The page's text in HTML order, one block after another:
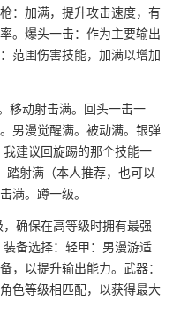
：加满，提升攻击速度，有
。爆头一击：作为主要输出
范围伤害技能，加满以增加
移动射击满。回头一击一
男漫觉醒满。被动满。银弹
建议回旋踢的那个技能一
踏射满（本人推荐，也可以
满。蹲一级。
确保在高等级时拥有最强
备选择：轻甲：男漫游适
，以提升输出能力。武器：
色等级相匹配，以获得最大